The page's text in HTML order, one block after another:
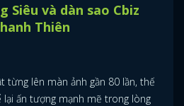
Siêu và dàn sao Cbiz
Thiên
từng lên màn ảnh gần 80 lần, thế
ấn tượng mạnh mẽ trong lòng